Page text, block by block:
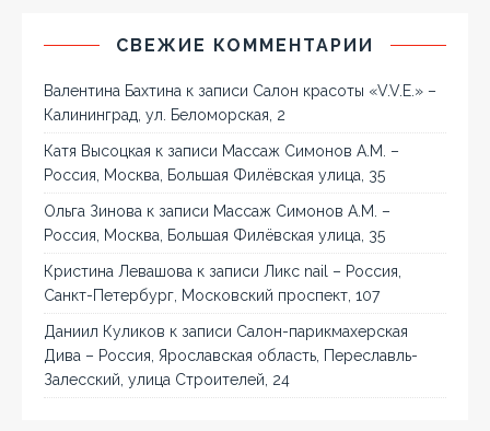
СВЕЖИЕ КОММЕНТАРИИ
Валентина Бахтина к записи Салон красоты «V.V.E.» –
Калининград, ул. Беломорская, 2
Катя Высоцкая к записи Массаж Симонов А.М. –
Россия, Москва, Большая Филёвская улица, 35
Ольга Зинова к записи Массаж Симонов А.М. –
Россия, Москва, Большая Филёвская улица, 35
Кристина Левашова к записи Ликс nail – Россия,
Санкт-Петербург, Московский проспект, 107
Даниил Куликов к записи Салон-парикмахерская
Дива – Россия, Ярославская область, Переславль-
Залесский, улица Строителей, 24